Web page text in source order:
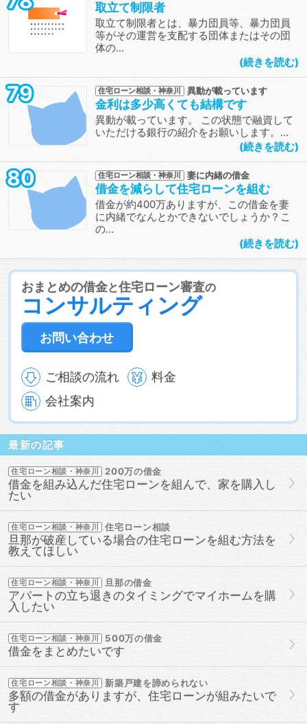
取立て制限者
取立て制限者とは、暴力団員等、暴力団員
等がその運営を支配する団体またはその団
体の…
続きを読む
79 住宅ローン相談・神奈川 異動が載っています
金利は多少高くても結構です
異動が載っています。 この状態で融資して
いただける銀行の紹介をお願いします。…
続きを読む
80 住宅ローン相談・神奈川 妻に内緒の借金
借金を減らして住宅ローンを組む
借金が約400万ありますが、この借金を妻
に内緒でなんとかできないでしょうか？こ
の…
続きを読む
おまとめの借金と住宅ローン審査の
コンサルティング
お問い合わせ
ご相談の流れ
料金
会社案内
最新の記事
住宅ローン相談・神奈川 200万の借金
借金を組み込んだ住宅ローンを組んで、家を購入し
たい
住宅ローン相談・神奈川 住宅ローン相談
旦那が破産している場合の住宅ローンを組む方法を
教えてほしい
住宅ローン相談・神奈川 旦那の借金
アパートの立ち退きのタイミングでマイホームを購
入したい
住宅ローン相談・神奈川 500万の借金
借金をまとめたいです
住宅ローン相談・神奈川 新築戸建を諦められない
多額の借金がありますが、住宅ローンが組みたいで
す